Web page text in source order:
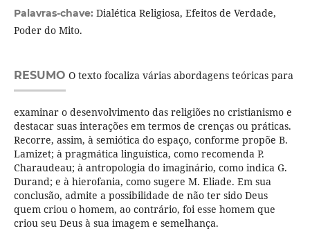
Palavras-chave: Dialética Religiosa, Efeitos de Verdade,
Poder do Mito.
RESUMO O texto focaliza várias abordagens teóricas para
examinar o desenvolvimento das religiões no cristianismo e
destacar suas interações em termos de crenças ou práticas.
Recorre, assim, à semiótica do espaço, conforme propõe B.
Lamizet; à pragmática linguística, como recomenda P.
Charaudeau; à antropologia do imaginário, como indica G.
Durand; e à hierofania, como sugere M. Eliade. Em sua
conclusão, admite a possibilidade de não ter sido Deus
quem criou o homem, ao contrário, foi esse homem que
criou seu Deus à sua imagem e semelhança.